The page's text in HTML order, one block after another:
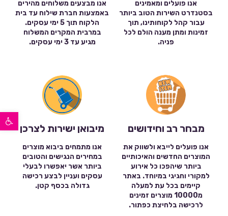
פתח סרגל נגישות
אנו פועלים ומאמינים
בסטנדרט השירות הטוב ביותר
עבור קהל לקוחותינו, תוך
זמינות ומתן מענה הולם לכל
פניה.
אנו מבצעים משלוחים מהירים
באמצעות חברת שילוח עד בית
הלקוח תוך 5 ימי עסקים.
במרבית המקרים המשלוח
מגיע עד 3 ימי עסקים.
מבחר רב וחידושים
אנו פועלים לייבא ולשווק את
המוצרים החדשים והאיכותיים
ביותר שיהפכו כל אירוע
למקורי וחגיגי במיוחד. באתר
קיימים בכל עת למעלה
מ10000 מוצרים זמינים
לרכישה בלחיצת כפתור.
מיבואן ישירות לצרכן
אנו מתמחים ביבוא מוצרים
במחירים הנגישים והטובים
ביותר אשר יאפשרו לבעלי
עסקים ועניין לבצע רכישה
גדולה בכסף קטן.